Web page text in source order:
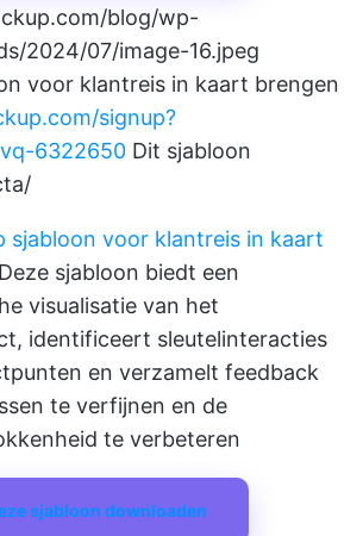
blog/wp-
2024/07/image-16.jpeg
voor klantreis in kaart brengen
signup?
6322650 Dit sjabloon
sjabloon voor klantreis in kaart
sjabloon biedt een
visualisatie van het
identificeert sleutelinteracties
en verzamelt feedback
te verfijnen en de
te verbeteren
sjabloon downloaden